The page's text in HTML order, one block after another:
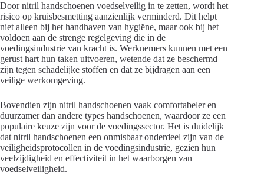
Door nitril handschoenen voedselveilig in te zetten, wordt het
risico op kruisbesmetting aanzienlijk verminderd. Dit helpt
niet alleen bij het handhaven van hygiëne, maar ook bij het
voldoen aan de strenge regelgeving die in de
voedingsindustrie van kracht is. Werknemers kunnen met een
gerust hart hun taken uitvoeren, wetende dat ze beschermd
zijn tegen schadelijke stoffen en dat ze bijdragen aan een
veilige werkomgeving.
Bovendien zijn nitril handschoenen vaak comfortabeler en
duurzamer dan andere types handschoenen, waardoor ze een
populaire keuze zijn voor de voedingssector. Het is duidelijk
dat nitril handschoenen een onmisbaar onderdeel zijn van de
veiligheidsprotocollen in de voedingsindustrie, gezien hun
veelzijdigheid en effectiviteit in het waarborgen van
voedselveiligheid.